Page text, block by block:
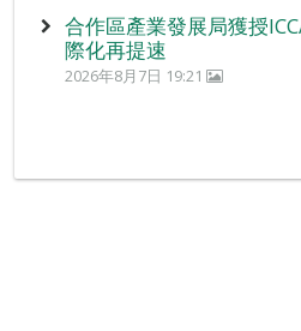
合作區產業發展局獲授
際化再提速
2026年8月7日 19:21